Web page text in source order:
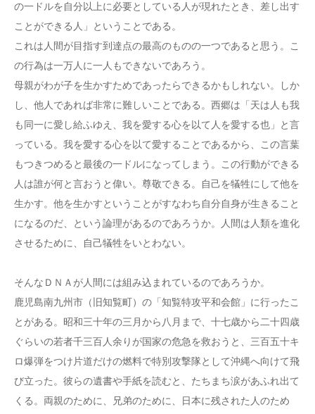
の一ドルを自分以上に必要としている人が現れたとき、差し出す
ことができる人」ということである。
これは人間が目指す到達点の最高のものの一つであると思う。こ
の行為は一万人に一人もできないであろう。
母親がわが子を生かすためであったらできるかもしれない。しか
し、他人であれば非常に難しいことである。西郷は「天は人も我
も同一に愛し給ふゆえ、我を愛する心を以て人を愛する也」と言
っている。我を愛する心を以て愛することであるから、この言葉
もつきつめると最後の一ドルになってしまう。この行動ができる
人は誰が何と言おうと偉い。尊敬できる。自己を犠牲にして他を
生かす。他を生かすということがすなわち自分自身が生きること
になるのだ、という論理があるのであろうか。人間は人類を進化
させるために、自己犠牲をいとわない。
そんなＤＮＡが人間には組み込まれているのであろうか。
鹿児島南九州市（旧知覧町）の「知覧特攻平和会館」に行ったこ
とがある。昭和三十年の三月から八月まで、十七歳から二十四歳
ぐらいの若者千三百人余りが国家の危急を救おうと、三百五十キ
ロ爆弾をつけ片道だけの燃料で特別攻撃隊として沖縄へ向けて飛
び立った。彼らの遺書や手紙を読むと、たちまち涙があふれ出て
くる。両親のために、兄弟のために、日本に残された人のため